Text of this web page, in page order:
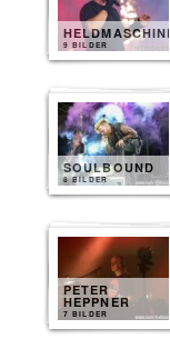
HELDMASCHINE
9 BILDER
SOULBOUND
8 BILDER
PETER
HEPPNER
7 BILDER